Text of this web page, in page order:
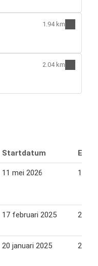
1.94 km
2.04 km
Startdatum
11 mei 2026 16
17 februari 2025 22
20 januari 2025 25